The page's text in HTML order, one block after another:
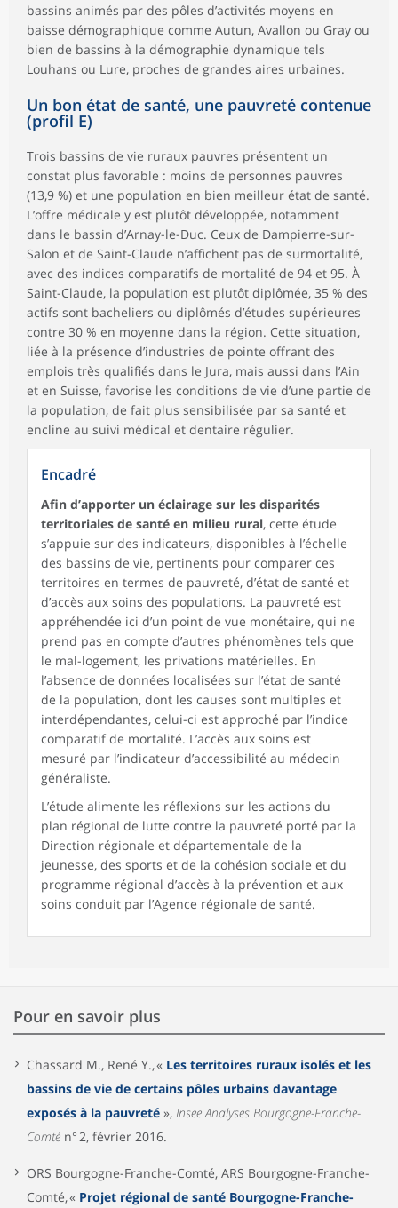
bassins animés par des pôles d’activités moyens en
baisse démographique comme Autun, Avallon ou Gray ou
bien de bassins à la démographie dynamique tels
Louhans ou Lure, proches de grandes aires urbaines.
Un bon état de santé, une pauvreté contenue
(profil E)
Trois bassins de vie ruraux pauvres présentent un
constat plus favorable : moins de personnes pauvres
(13,9 %) et une population en bien meilleur état de santé.
L’offre médicale y est plutôt développée, notamment
dans le bassin d’Arnay-le-Duc. Ceux de Dampierre-sur-
Salon et de Saint-Claude n’affichent pas de surmortalité,
avec des indices comparatifs de mortalité de 94 et 95. À
Saint-Claude, la population est plutôt diplômée, 35 % des
actifs sont bacheliers ou diplômés d’études supérieures
contre 30 % en moyenne dans la région. Cette situation,
liée à la présence d’industries de pointe offrant des
emplois très qualifiés dans le Jura, mais aussi dans l’Ain
et en Suisse, favorise les conditions de vie d’une partie de
la population, de fait plus sensibilisée par sa santé et
encline au suivi médical et dentaire régulier.
Encadré
Afin d’apporter un éclairage sur les disparités
territoriales de santé en milieu rural, cette étude
s’appuie sur des indicateurs, disponibles à l’échelle
des bassins de vie, pertinents pour comparer ces
territoires en termes de pauvreté, d’état de santé et
d’accès aux soins des populations. La pauvreté est
appréhendée ici d’un point de vue monétaire, qui ne
prend pas en compte d’autres phénomènes tels que
le mal-logement, les privations matérielles. En
l’absence de données localisées sur l’état de santé
de la population, dont les causes sont multiples et
interdépendantes, celui-ci est approché par l’indice
comparatif de mortalité. L’accès aux soins est
mesuré par l’indicateur d’accessibilité au médecin
généraliste.
L’étude alimente les réflexions sur les actions du
plan régional de lutte contre la pauvreté porté par la
Direction régionale et départementale de la
jeunesse, des sports et de la cohésion sociale et du
programme régional d’accès à la prévention et aux
soins conduit par l’Agence régionale de santé.
Pour en savoir plus
Chassard M., René Y., « Les territoires ruraux isolés et les
bassins de vie de certains pôles urbains davantage
exposés à la pauvreté », Insee Analyses Bourgogne-Franche-
Comtén° 2, février 2016.
ORS Bourgogne-Franche-Comté, ARS Bourgogne-Franche-
Comté, « Projet régional de santé Bourgogne-Franche-